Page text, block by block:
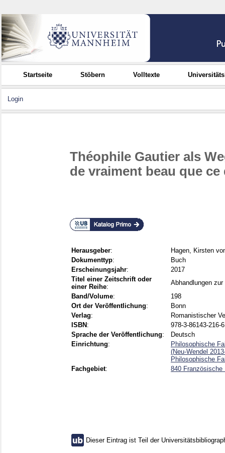
Startseite Stöbern Volltexte
Login
Théophile Gautier als
de vraiment beau que
Herausgeber:
Hagen, Kirsten
Dokumenttyp:
Buch
Erscheinungsjahr:
2017
Titel einer Zeitschrift oder
einer Reihe:
Abhandlungen
Band/Volume:
198
Ort der Veröffentlichung:
Bonn
Verlag:
Romanistischer
ISBN :
978-3-86143-216-
Sprache der Veröffentlichung:
Deutsch
Einrichtung:
Philosophische
(Neu-Wendel
Philosophische
Fachgebiet: 840 Französische
Dieser Eintrag ist Teil der